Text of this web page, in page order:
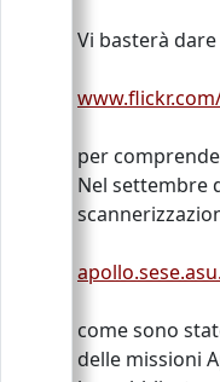
Vi basterà
per
Nel settembre
come sono
delle missioni